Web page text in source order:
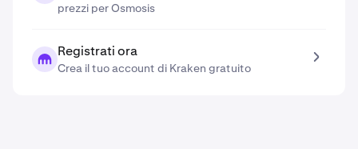
prezzi per Osmosis
Registrati ora
Crea il tuo account di Kraken gratuito